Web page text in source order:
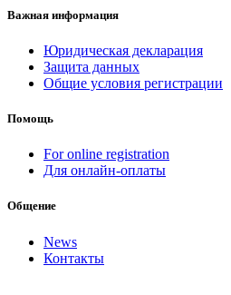
Важная информация
Юридическая декларация
Защита данных
Общие условия регистрации
Помощь
For online registration
Для онлайн-оплаты
Общение
News
Контакты